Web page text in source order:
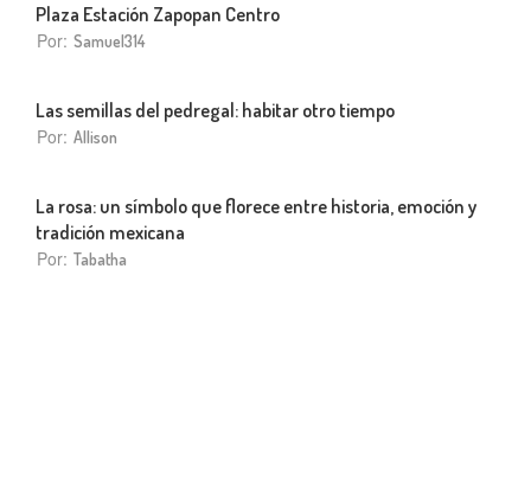
Plaza Estación Zapopan Centro
Por: Samuel314
Las semillas del pedregal: habitar otro tiempo
Por: Allison
La rosa: un símbolo que florece entre historia, emoción y
tradición mexicana
Por: Tabatha